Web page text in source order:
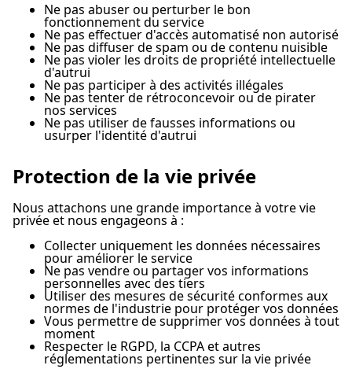
Ne pas abuser ou perturber le bon
fonctionnement du service
Ne pas effectuer d'accès automatisé non autorisé
Ne pas diffuser de spam ou de contenu nuisible
Ne pas violer les droits de propriété intellectuelle
d'autrui
Ne pas participer à des activités illégales
Ne pas tenter de rétroconcevoir ou de pirater
nos services
Ne pas utiliser de fausses informations ou
usurper l'identité d'autrui
Protection de la vie privée
Nous attachons une grande importance à votre vie
privée et nous engageons à :
Collecter uniquement les données nécessaires
pour améliorer le service
Ne pas vendre ou partager vos informations
personnelles avec des tiers
Utiliser des mesures de sécurité conformes aux
normes de l'industrie pour protéger vos données
Vous permettre de supprimer vos données à tout
moment
Respecter le RGPD, la CCPA et autres
réglementations pertinentes sur la vie privée